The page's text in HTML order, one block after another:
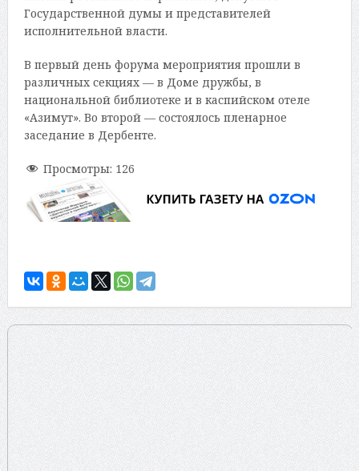
Государственной думы и представителей
исполнительной власти.
В первый день форума мероприятия прошли в
различных секциях — в Доме дружбы, в
национальной библиотеке и в каспийском отеле
«Азимут». Во второй — состоялось пленарное
заседание в Дербенте.
Просмотры: 126